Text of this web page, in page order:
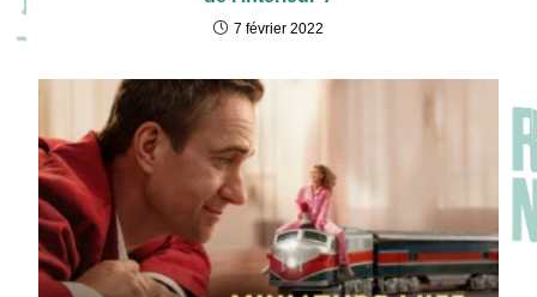
7 février 2022